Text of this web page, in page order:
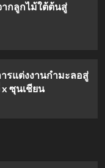
ากลูกไม้ใต้ต้นสู่
ารแต่งงานกำมะลอสู่
ซุนเชียน